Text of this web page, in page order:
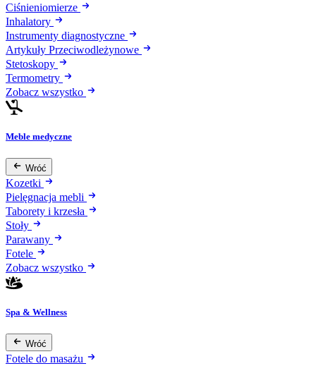
Ciśnieniomierze
Inhalatory
Instrumenty diagnostyczne
Artykuły Przeciwodleżynowe
Stetoskopy
Termometry
Zobacz wszystko
Meble medyczne
Wróć
Kozetki
Pielęgnacja mebli
Taborety i krzesła
Stoły
Parawany
Fotele
Zobacz wszystko
Spa & Wellness
Wróć
Fotele do masażu